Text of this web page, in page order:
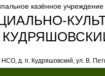
д. п. Кудряшовский, ул. В.
казённое учреждение